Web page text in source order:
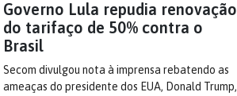
Governo Lula repudia renovação
do tarifaço de 50% contra o
Brasil
Secom divulgou nota à imprensa rebatendo as
ameaças do presidente dos EUA, Donald Trump,